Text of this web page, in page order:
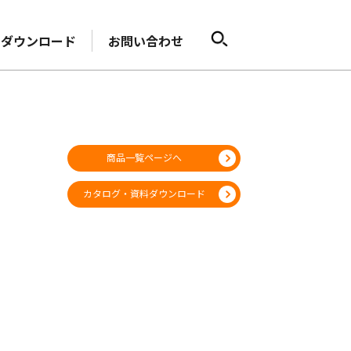
ダウンロード お問い合わせ
商品一覧ページへ
カタログ・資料ダウンロード